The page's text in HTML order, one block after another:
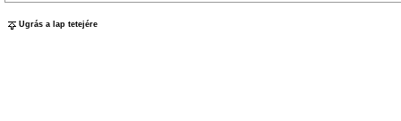
Ugrás a lap tetejére